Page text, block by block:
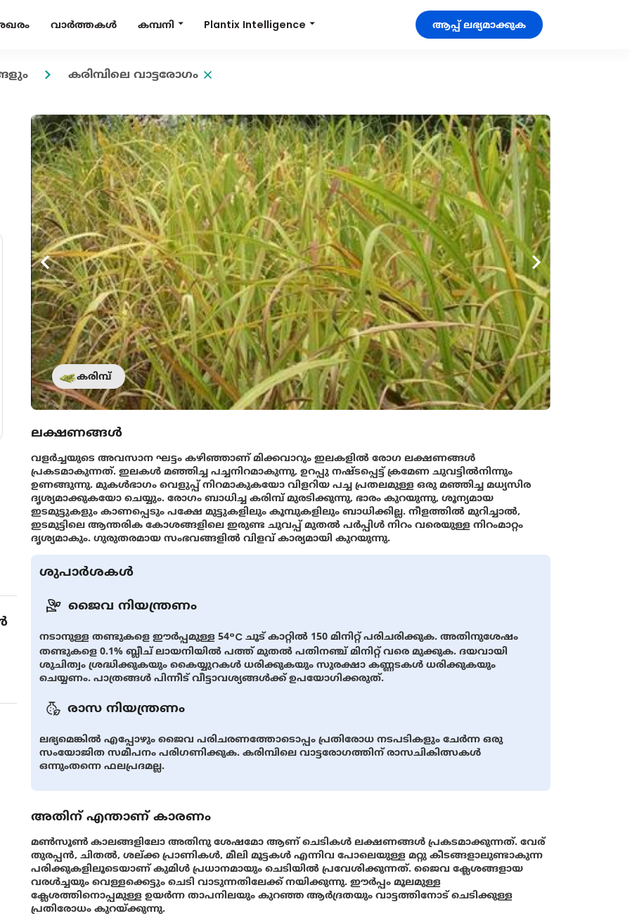
വാർത്തകൾ കമ്പനി Plantix Intelligence ആപ്പ് ലഭ്യമാക്കുക
കരിമ്പിലെ വാട്ടരോഗം
കരിമ്പ്
ലക്ഷണങ്ങൾ
വളര്‍ച്ചയുടെ അവസാന ഘട്ടം കഴിഞ്ഞാണ് മിക്കവാറും ഇലകളില്‍ രോഗ ലക്ഷണങ്ങള്‍
പ്രകടമാകുന്നത്. ഇലകള്‍ മഞ്ഞിച്ച പച്ചനിറമാകുന്നു, ഉറപ്പു നഷ്ടപ്പെട്ട് ക്രമേണ ചുവട്ടിൽനിന്നും
ഉണങ്ങുന്നു. മുകള്‍ഭാഗം വെളുപ്പ്‌ നിറമാകുകയോ വിളറിയ പച്ച പ്രതലമുള്ള ഒരു മഞ്ഞിച്ച മധ്യസിര‌
ദൃശ്യമാക്കുകയോ ചെയ്യും. രോഗം ബാധിച്ച കരിമ്പ്‌ മുരടിക്കുന്നു, ഭാരം കുറയുന്നു, ശൂന്യമായ
ഇടമുട്ടുകളും കാണപ്പെടും പക്ഷേ മുട്ടുകളിലും കൂമ്പുകളിലും ബാധിക്കില്ല. നീളത്തിൽ മുറിച്ചാൽ,
ഇടമുട്ടിലെ ആന്തരിക കോശങ്ങളിലെ ഇരുണ്ട ചുവപ്പ് മുതല്‍ പർപ്പിൾ നിറം വരെയുള്ള നിറംമാറ്റം
ദൃശ്യമാകും. ഗുരുതരമായ സംഭവങ്ങളില്‍ വിളവ്‌ കാര്യമായി കുറയുന്നു.
ശുപാർശകൾ
ജൈവ നിയന്ത്രണം
നടാനുള്ള തണ്ടുകളെ ഈര്‍പ്പമുള്ള 54°C ചൂട് കാറ്റിൽ 150 മിനിറ്റ് പരിചരിക്കുക. അതിനുശേഷം
തണ്ടുകളെ 0.1% ബ്ലീച് ലായനിയില്‍ പത്ത് മുതല്‍ പതിനഞ്ച് മിനിറ്റ് വരെ മുക്കുക. ദയവായി
ശുചിത്വം ശ്രദ്ധിക്കുകയും കൈയ്യുറകള്‍ ധരിക്കുകയും സുരക്ഷാ കണ്ണടകള്‍ ധരിക്കുകയും
ചെയ്യണം. പാത്രങ്ങള്‍ പിന്നീട് വീട്ടാവശ്യങ്ങള്‍ക്ക് ഉപയോഗിക്കരുത്.
രാസ നിയന്ത്രണം
ലഭ്യമെങ്കിൽ എപ്പോഴും ജൈവ പരിചരണത്തോടൊപ്പം പ്രതിരോധ നടപടികളും ചേര്‍ന്ന ഒരു
സംയോജിത സമീപനം പരിഗണിക്കുക. കരിമ്പിലെ വാട്ടരോഗത്തിന് രാസചികിത്സകള്‍
ഒന്നുംതന്നെ ഫലപ്രദമല്ല.
അതിന് എന്താണ് കാരണം
മണ്‍സൂണ്‍ കാലങ്ങളിലോ അതിനു ശേഷമോ ആണ് ചെടികള്‍ ലക്ഷണങ്ങള്‍ പ്രകടമാക്കുന്നത്. വേര്
തുരപ്പന്‍, ചിതല്‍, ശല്ക്ക പ്രാണികള്‍, മീലി മൂട്ടകള്‍ എന്നിവ പോലെയുള്ള മറ്റു കീടങ്ങളാലുണ്ടാകുന്ന
പരിക്കുകളിലൂടെയാണ് കുമിള്‍ പ്രധാനമായും ചെടിയില്‍ പ്രവേശിക്കുന്നത്. ജൈവ ക്ലേശങ്ങളായ
വരള്‍ച്ചയും വെള്ളക്കെട്ടും ചെടി വാടുന്നതിലേക്ക് നയിക്കുന്നു. ഈര്‍പ്പം മൂലമുള്ള
ക്ലേശത്തിനൊപ്പമുള്ള ഉയര്‍ന്ന താപനിലയും കുറഞ്ഞ ആര്‍ദ്രതയും വാട്ടത്തിനോട് ചെടിക്കുള്ള
പ്രതിരോധം കുറയ്ക്കുന്നു.